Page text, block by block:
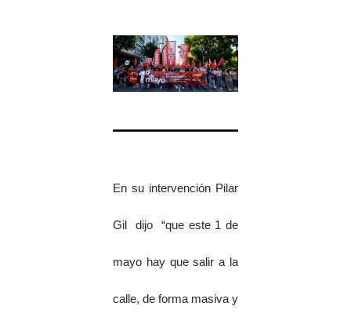
En su intervención Pilar
Gil dijo “que este 1 de
mayo hay que salir a la
calle, de forma masiva y